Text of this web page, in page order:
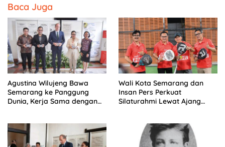
Baca Juga
Agustina Wilujeng Bawa
Semarang ke Panggung
Dunia, Kerja Sama dengan
Wali Kota Semarang dan
Insan Pers Perkuat
Silaturahmi Lewat Ajang